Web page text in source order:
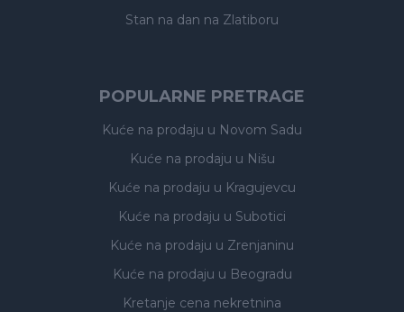
Stan na dan na Zlatiboru
POPULARNE PRETRAGE
Kuće na prodaju u Novom Sadu
Kuće na prodaju u Nišu
Kuće na prodaju u Kragujevcu
Kuće na prodaju u Subotici
Kuće na prodaju u Zrenjaninu
Kuće na prodaju u Beogradu
Kretanje cena nekretnina